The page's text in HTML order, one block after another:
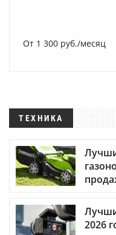
От 1 300 руб./месяц
ТЕХНИКА
2026